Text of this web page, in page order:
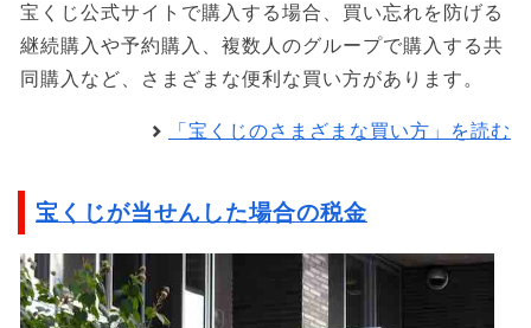
宝くじ公式サイトで購入する場合、買い忘れを防げる
継続購入や予約購入、複数人のグループで購入する共
同購入など、さまざまな便利な買い方があります。
「宝くじのさまざまな買い方」を読む
宝くじが当せんした場合の税金